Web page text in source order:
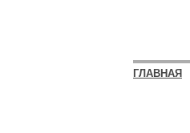
ГЛАВНАЯ